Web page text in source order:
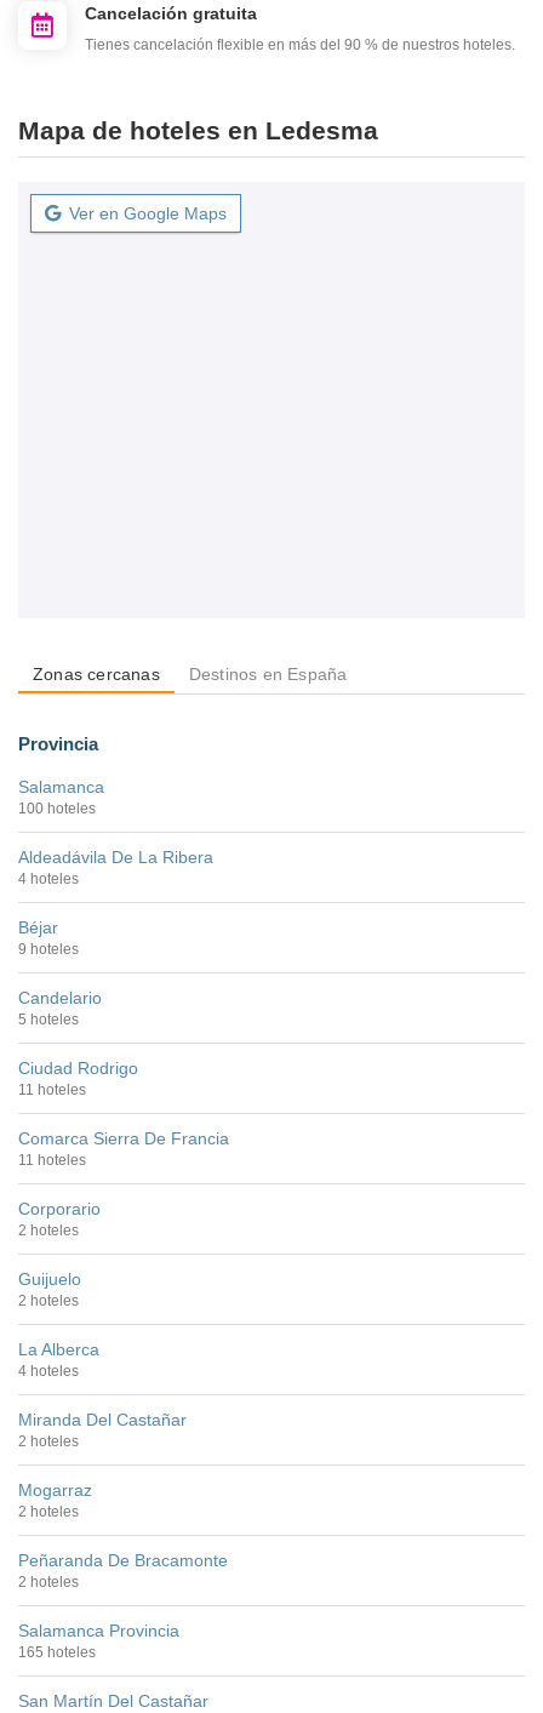
Cancelación gratuita
Tienes cancelación flexible en más del 90 % de nuestros hoteles.
Mapa de hoteles en Ledesma
Ver en Google Maps
Zonas cercanas Destinos en España
Provincia
Salamanca
100 hoteles
Aldeadávila De La Ribera
4 hoteles
Béjar
9 hoteles
Candelario
5 hoteles
Ciudad Rodrigo
11 hoteles
Comarca Sierra De Francia
11 hoteles
Corporario
2 hoteles
Guijuelo
2 hoteles
La Alberca
4 hoteles
Miranda Del Castañar
2 hoteles
Mogarraz
2 hoteles
Peñaranda De Bracamonte
2 hoteles
Salamanca Provincia
165 hoteles
San Martín Del Castañar